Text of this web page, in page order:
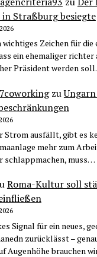
Straßburg besiegte
wichtiges Zeichen für die
ein ehemaliger
Präsident werden
zu
Strom ausfällt, gibt es
mehr zum
schlappmachen, muss…
Roma-Kultur soll
Signal für ein neues,
zurücklässt –
Augenhöhe brauchen